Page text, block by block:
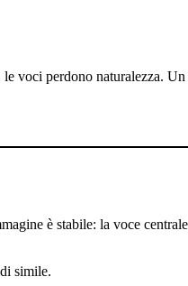
voci perdono naturalezza.
è stabile: la voce
simile.